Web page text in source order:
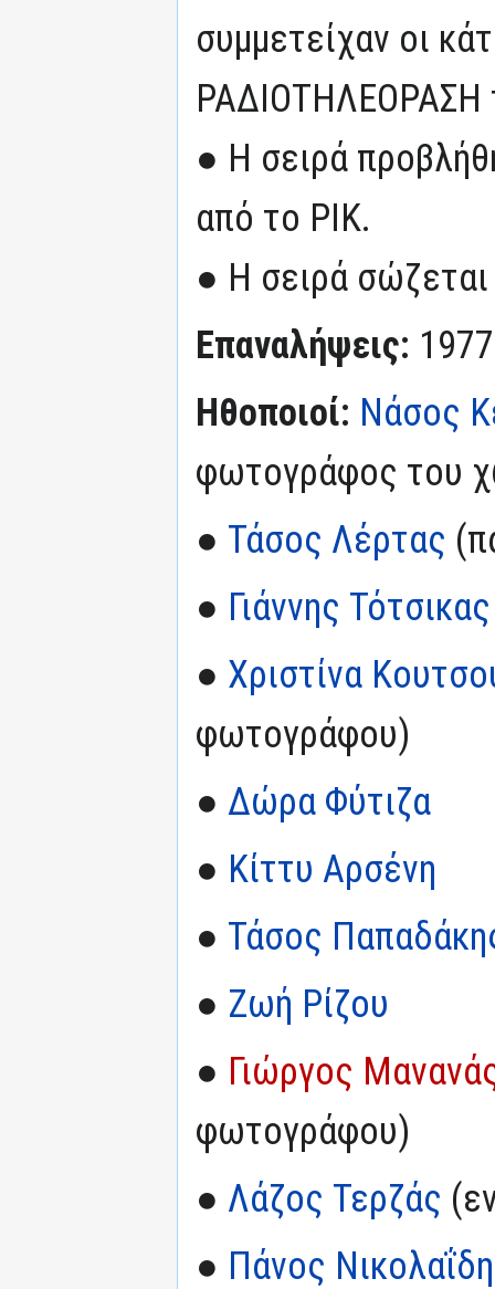
συμμετείχαν οι
ΡΑΔΙΟΤΗΛΕΟΡΑΣΗ
● Η σειρά
από το ΡΙΚ.
● Η σειρά
Επαναλήψεις:
Ηθοποιοί: Νάσος
φωτογράφος του
● Τάσος Λέρτας
● Γιάννης Τότσικας
● Χριστίνα
φωτογράφου)
● Δώρα Φύτιζα
● Κίττυ Αρσένη
● Τάσος
● Ζωή Ρίζου
● Γιώργος
φωτογράφου)
● Λάζος Τερζάς
● Πάνος